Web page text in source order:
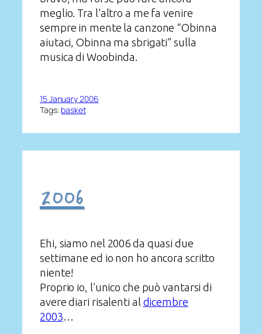
meglio. Tra l’altro a me fa venire
sempre in mente la canzone “Obinna
aiutaci, Obinna ma sbrigati” sulla
musica di Woobinda.
15 January 2006
Tags: basket
2006
Ehi, siamo nel 2006 da quasi due
settimane ed io non ho ancora scritto
niente!
Proprio io, l’unico che può vantarsi di
avere diari risalenti al dicembre
2003